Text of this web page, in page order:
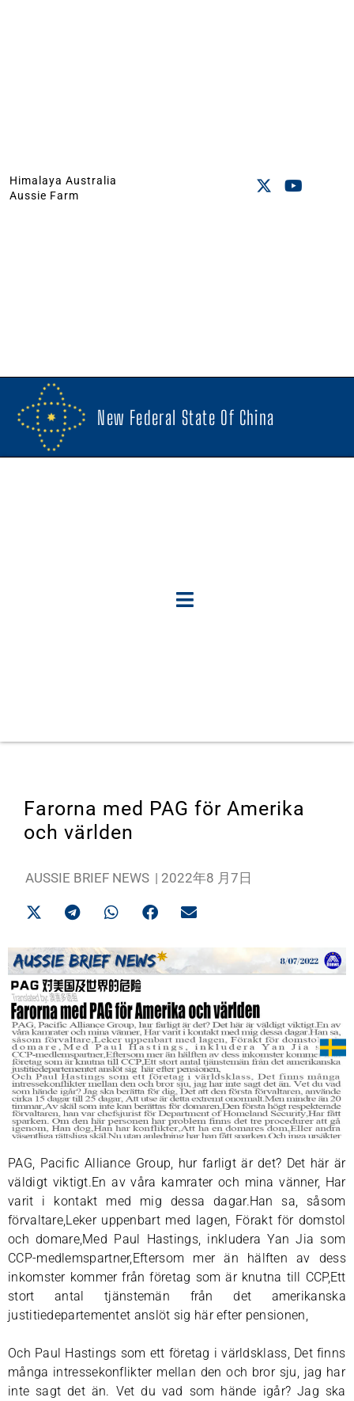
Himalaya Australia
Aussie Farm
New Federal State Of China
Farorna med PAG för Amerika
och världen
AUSSIE BRIEF NEWS | 2022年8 月7日
PAG, Pacific Alliance Group, hur farligt är det? Det här är
väldigt viktigt.En av våra kamrater och mina vänner, Har
varit i kontakt med mig dessa dagar.Han sa, såsom
förvaltare,Leker uppenbart med lagen, Förakt för domstol
och domare,Med Paul Hastings, inkludera Yan Jia som
CCP-medlemspartner,Eftersom mer än hälften av dess
inkomster kommer från företag som är knutna till CCP,Ett
stort antal tjänstemän från det amerikanska
justitiedepartementet anslöt sig här efter pensionen,
Och Paul Hastings som ett företag i världsklass, Det finns
många intressekonflikter mellan den och bror sju, jag har
inte sagt det än. Vet du vad som hände igår? Jag ska